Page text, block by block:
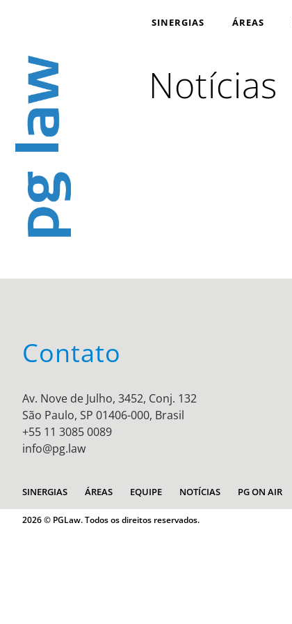
SINERGIAS ÁREAS
Notícias
Contato
Av. Nove de Julho, 3452, Conj. 132
São Paulo, SP 01406-000, Brasil
+55 11 3085 0089
info@pg.law
SINERGIAS ÁREAS EQUIPE NOTÍCIAS PG ON AIR
2026 © PGLaw. Todos os direitos reservados.